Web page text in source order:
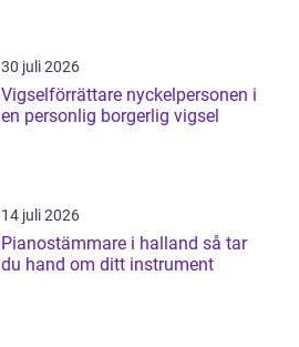
30 juli 2026
Vigselförrättare nyckelpersonen i
en personlig borgerlig vigsel
14 juli 2026
Pianostämmare i halland så tar
du hand om ditt instrument